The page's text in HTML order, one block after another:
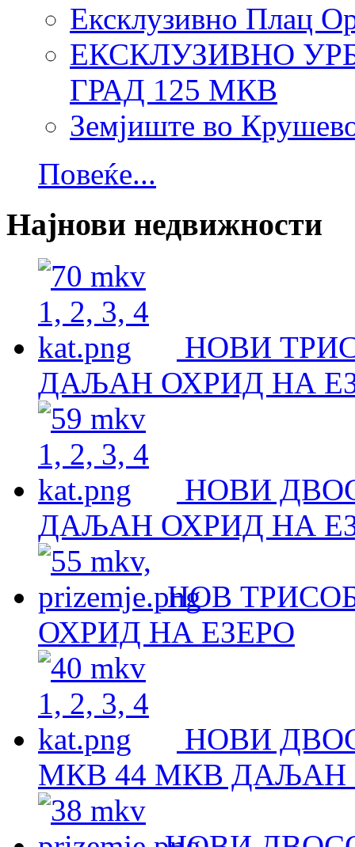
Ексклузивно Плац
ЕКСКЛУЗИВНО
ГРАД 125 МКВ
Земјиште во
Повеќе...
Најнови недвижности
НОВИ
ДАЉАН ОХРИД НА
НОВИ
ДАЉАН ОХРИД НА
НОВ
ОХРИД НА ЕЗЕРО
НОВИ
МКВ 44 МКВ ДАЉАН